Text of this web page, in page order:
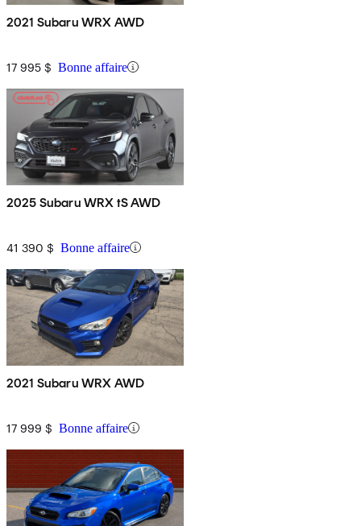
2021 Subaru WRX AWD
17 995 $ Bonne affaire
2025 Subaru WRX tS AWD
41 390 $ Bonne affaire
2021 Subaru WRX AWD
17 999 $ Bonne affaire